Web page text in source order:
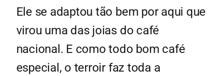
Ele se adaptou tão bem por aqui que
virou uma das joias do café
nacional. E como todo bom café
especial, o terroir faz toda a